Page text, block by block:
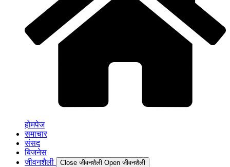
होमपेज
समाचार
संसद
बिजनेस
जीवनशैली
Close जीवनशैली Open जीवनशैली